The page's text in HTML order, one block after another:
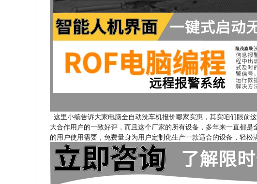
这里小编告诉大家电脑全自动洗车机报价哪家实惠，其实咱们眼前
大合作用户的一致好评，而且这个厂家的所有设备，多年来一直都
的用户使用需要，免费量身为用户定制化生产一款适合的设备，轻松